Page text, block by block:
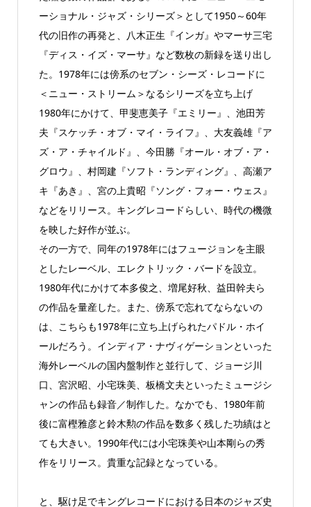
ーショナル・ジャズ・シリーズ＞として1950～60年
代の旧作の再発と、八木正生『インガ』やマーサ三宅
『ディス・イズ・マーサ』など数枚の新録を送り出し
た。1978年には傍系のセブン・シーズ・レコードに
＜ニュー・ストリーム＞なるシリーズを立ち上げ
1980年にかけて、甲斐恵美子『エミリー』、池田芳
夫『スケッチ・オブ・マイ・ライフ』、大友義雄『ア
ズ・ア・チャイルド』、今田勝『オール・オブ・ア・
グロウ』、村岡建『ソフト・ランディング』、高瀬ア
キ『あき』、宮の上貴昭『ソング・フォー・ウェス』
などをリリース。キングレコードらしい、時代の機微
を映した好作が並ぶ。
その一方で、同年の1978年にはフュージョンを主眼
としたレーベル、エレクトリック・バードを設立。
1980年代にかけて本多俊之、増尾好秋、益田幹夫ら
の作品を量産した。また、傍系で忘れてならないの
は、こちらも1978年に立ち上げられたパドル・ホイ
ールだろう。インディア・ナヴィゲーションといった
海外レーベルの国内盤制作と並行して、ジョージ川
口、宮沢昭、小宅珠美、板橋文夫といったミュージシ
ャンの作品も録音／制作した。なかでも、1980年前
後に富樫雅彦と鈴木勲の作品を数多く残した功績はと
ても大きい。1990年代には小宅珠美や山本剛らの秀
作をリリース。貴重な記録となっている。
と、駆け足でキングレコードにおける日本のジャズ史